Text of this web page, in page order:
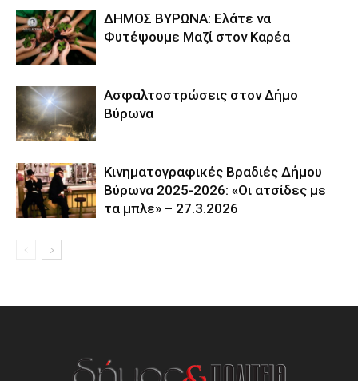
ΔΗΜΟΣ ΒΥΡΩΝΑ: Ελάτε να
Φυτέψουμε Μαζί στον Καρέα
Ασφαλτοστρώσεις στον Δήμο
Βύρωνα
Κινηματογραφικές Βραδιές Δήμου
Βύρωνα 2025-2026: «Οι ατσίδες με
τα μπλε» – 27.3.2026